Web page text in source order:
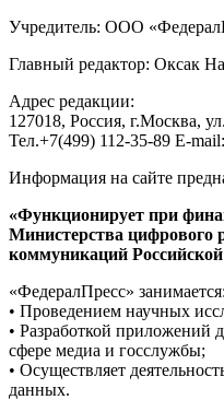
Учредитель: ООО
Главный редактор: Оксак
Адрес редакции:
127018, Россия, г.Москва,
Тел.+7(499) 112-35-89 E-
Информация на сайте
«Функционирует при
Министерства цифрового
коммуникаций
«ФедералПресс» занимается:
• Проведением научных
• Разработкой приложений
сфере медиа и госслужбы;
• Осуществляет
данных.